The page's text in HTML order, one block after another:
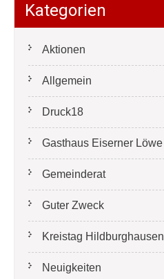
Kategorien
Aktionen
Allgemein
Druck18
Gasthaus Eiserner Löwe
Gemeinderat
Guter Zweck
Kreistag Hildburghausen
Neuigkeiten